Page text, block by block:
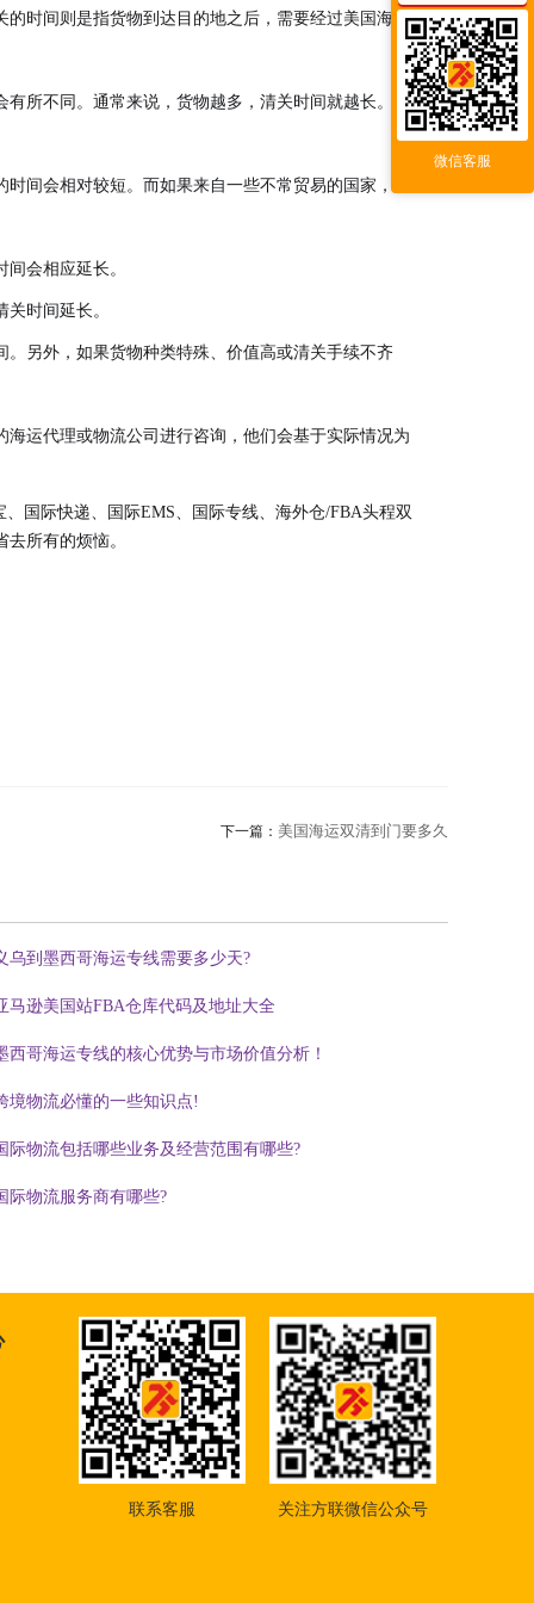
时间则是指货物到达目的地之后，需要经过美国海关
所不同。通常来说，货物越多，清关时间就越长。此
间会相对较短。而如果来自一些不常贸易的国家，清
会相应延长。
时间延长。
另外，如果货物种类特殊、价值高或清关手续不齐
运代理或物流公司进行咨询，他们会基于实际情况为
国际快递、国际EMS、国际专线、海外仓/FBA头程双
所有的烦恼。
下一篇： 美国海运双清到门要多久
乌到墨西哥海运专线需要多少天?
马逊美国站FBA仓库代码及地址大全
西哥海运专线的核心优势与市场价值分析！
境物流必懂的一些知识点!
际物流包括哪些业务及经营范围有哪些?
际物流服务商有哪些?
联系客服 关注方联微信公众号
微信客服